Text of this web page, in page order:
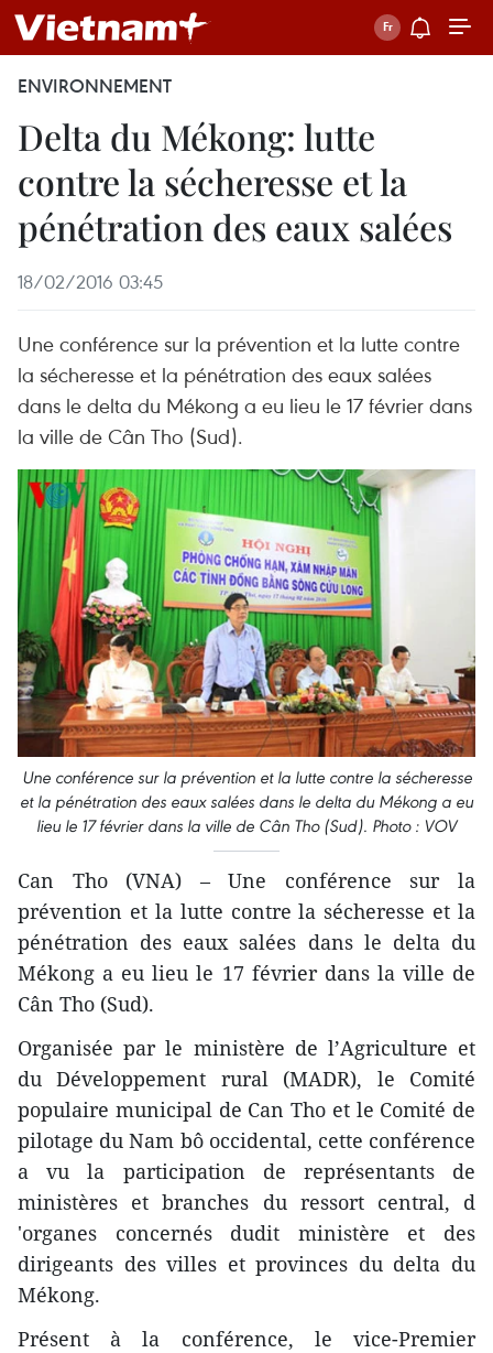
ENVIRONNEMENT
Delta du Mékong: lutte
contre la sécheresse et la
pénétration des eaux salées
18/02/2016 03:45
Une conférence sur la prévention et la lutte contre
la sécheresse et la pénétration des eaux salées
dans le delta du Mékong a eu lieu le 17 février dans
la ville de Cân Tho (Sud).
Une conférence sur la prévention et la lutte contre la sécheresse
et la pénétration des eaux salées dans le delta du Mékong a eu
lieu le 17 février dans la ville de Cân Tho (Sud). Photo : VOV
Can Tho (VNA) – Une conférence sur la
prévention et la lutte contre la sécheresse et la
pénétration des eaux salées dans le delta du
Mékong a eu lieu le 17 février dans la ville de
Cân Tho (Sud).
Organisée par le ministère de l’Agriculture et
du Développement rural (MADR), le Comité
populaire municipal de Can Tho et le Comité de
pilotage du Nam bô occidental, cette conférence
a vu la participation de représentants de
ministères et branches ​du ressort central, d​
'organes concernés dudit ministère et des
dirigeants des villes et provinces du delta du
Mékong.
​Présent à la conférence, le vice-Premier